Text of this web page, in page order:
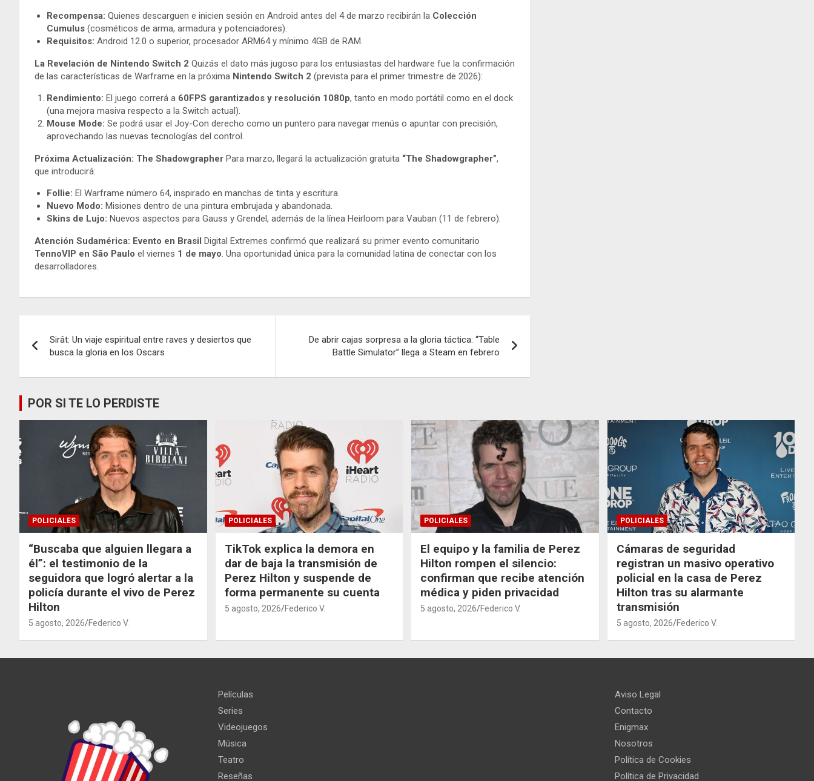
Recompensa: Quienes descarguen e inicien sesión en Android antes del 4 de marzo recibirán la Colección
Cumulus (cosméticos de arma, armadura y potenciadores).
Requisitos: Android 12.0 o superior, procesador ARM64 y mínimo 4GB de RAM.
La Revelación de Nintendo Switch 2 Quizás el dato más jugoso para los entusiastas del hardware fue la confirmación
de las características de Warframe en la próxima Nintendo Switch 2 (prevista para el primer trimestre de 2026):
Rendimiento: El juego correrá a 60FPS garantizados y resolución 1080p, tanto en modo portátil como en el dock
(una mejora masiva respecto a la Switch actual).
Mouse Mode: Se podrá usar el Joy-Con derecho como un puntero para navegar menús o apuntar con precisión,
aprovechando las nuevas tecnologías del control.
Próxima Actualización: The Shadowgrapher Para marzo, llegará la actualización gratuita “The Shadowgrapher”,
que introducirá:
Follie: El Warframe número 64, inspirado en manchas de tinta y escritura.
Nuevo Modo: Misiones dentro de una pintura embrujada y abandonada.
Skins de Lujo: Nuevos aspectos para Gauss y Grendel, además de la línea Heirloom para Vauban (11 de febrero).
Atención Sudamérica: Evento en Brasil Digital Extremes confirmó que realizará su primer evento comunitario
TennoVIP en São Paulo el viernes 1 de mayo. Una oportunidad única para la comunidad latina de conectar con los
desarrolladores.
de
entradas
Sirât: Un viaje espiritual entre raves y desiertos que
busca la gloria en los Oscars
De abrir cajas sorpresa a la gloria táctica: “Table
Battle Simulator” llega a Steam en febrero
POR SI TE LO PERDISTE
POLICIALES
“Buscaba que alguien llegara a
él”: el testimonio de la
seguidora que logró alertar a la
policía durante el vivo de Perez
Hilton
5 agosto, 2026 Federico V.
POLICIALES
TikTok explica la demora en
dar de baja la transmisión de
Perez Hilton y suspende de
forma permanente su cuenta
5 agosto, 2026 Federico V.
POLICIALES
El equipo y la familia de Perez
Hilton rompen el silencio:
confirman que recibe atención
médica y piden privacidad
5 agosto, 2026 Federico V.
POLICIALES
Cámaras de seguridad
registran un masivo operativo
policial en la casa de Perez
Hilton tras su alarmante
transmisión
5 agosto, 2026 Federico V.
Películas
Series
Videojuegos
Música
Teatro
Reseñas
Aviso Legal
Contacto
Enigmax
Nosotros
Política de Cookies
Política de Privacidad